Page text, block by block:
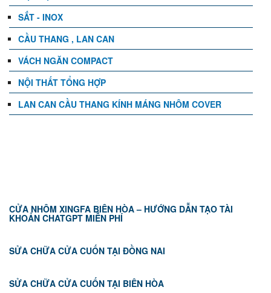
SẮT - INOX
CẦU THANG , LAN CAN
VÁCH NGĂN COMPACT
NỘI THẤT TỔNG HỢP
LAN CAN CẦU THANG KÍNH MÁNG NHÔM COVER
CỬA NHÔM XINGFA BIÊN HÒA – HƯỚNG DẪN TẠO TÀI
KHOẢN CHATGPT MIỄN PHÍ
SỬA CHỮA CỬA CUỐN TẠI ĐỒNG NAI
SỬA CHỮA CỬA CUỐN TẠI BIÊN HÒA